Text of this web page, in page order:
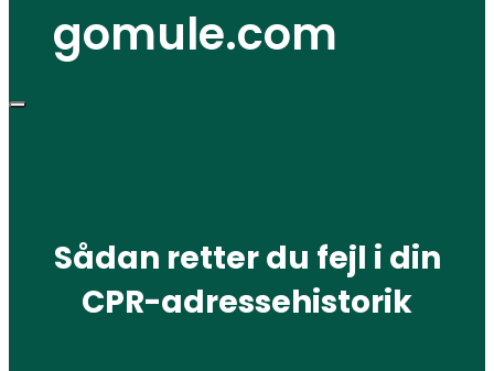
gomule.com
Sådan retter du fejl i din
CPR-adressehistorik